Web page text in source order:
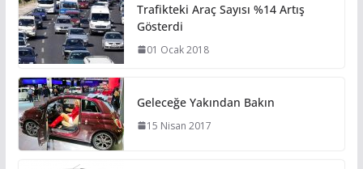
Trafikteki Araç Sayısı %14 Artış
Gösterdi
01 Ocak 2018
Geleceğe Yakından Bakın
15 Nisan 2017